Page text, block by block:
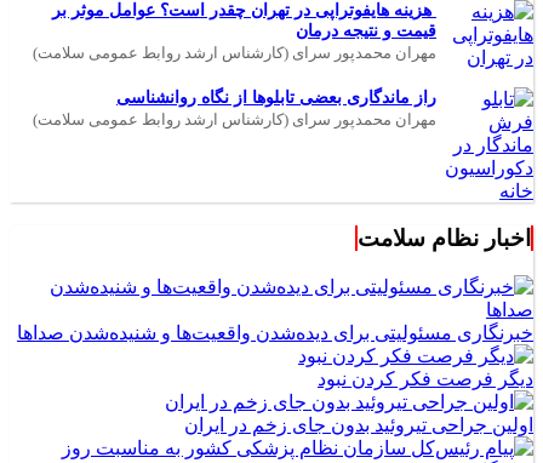
هزینه هایفوتراپی در تهران چقدر است؟ عوامل موثر بر
قیمت و نتیجه درمان
مهران محمدپور سرای (کارشناس ارشد روابط عمومی سلامت)
راز ماندگاری بعضی تابلوها از نگاه روانشناسی
مهران محمدپور سرای (کارشناس ارشد روابط عمومی سلامت)
اخبار نظام سلامت
خبرنگاری مسئولیتی برای دیده‌شدن واقعیت‌ها و شنیده‌شدن صداها
دیگر فرصت فکر کردن نبود
اولین جراحی تیروئید بدون جای زخم در ایران